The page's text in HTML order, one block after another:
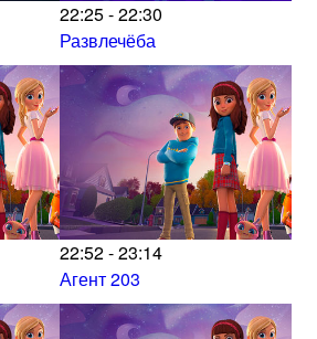
22:25 - 22:30
Развлечёба
22:52 - 23:14
Агент 203